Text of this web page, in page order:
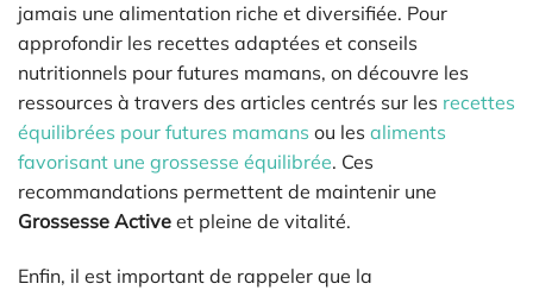
jamais une alimentation riche et diversifiée. Pour
approfondir les recettes adaptées et conseils
nutritionnels pour futures mamans, on découvre les
ressources à travers des articles centrés sur les recettes
équilibrées pour futures mamans ou les aliments
favorisant une grossesse équilibrée. Ces
recommandations permettent de maintenir une
Grossesse Active et pleine de vitalité.
Enfin, il est important de rappeler que la